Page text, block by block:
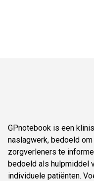
GPnotebook is een
naslagwerk, bedoeld
zorgverleners te
bedoeld als hulpmiddel
individuele patiënten.